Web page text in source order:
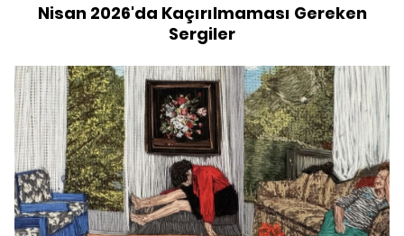
Nisan 2026'da Kaçırılmaması Gereken
Sergiler